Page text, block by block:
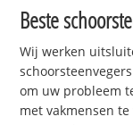
Beste
Wij werken
om uw probleem
met vakmensen